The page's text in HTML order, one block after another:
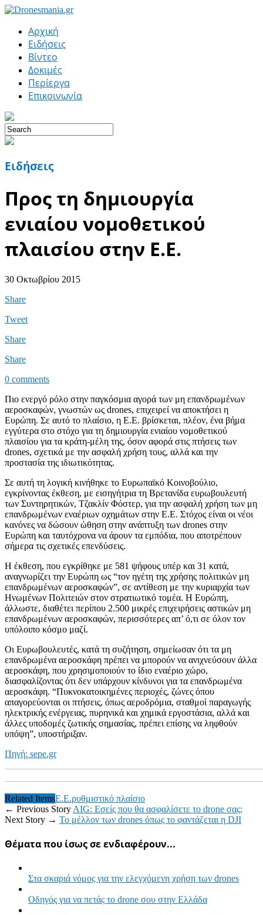
Αρχική
Ειδήσεις
Βίντεο
Δοκιμές
Περίεργα
Επικοινωνία
Ειδήσεις
Προς τη δημιουργία
ενιαίου νομοθετικού
πλαισίου στην Ε.Ε.
30 Οκτωβρίου 2015
Share
Tweet
Share
Share
0 comments
Πιο ενεργό ρόλο στην παγκόσμια αγορά των μη επανδρωμένων
αεροσκαφών, γνωστών ως drones, επιχειρεί να αποκτήσει η
Ευρώπη. Σε αυτό το πλαίσιο, η Ε.Ε. βρίσκεται, πλέον, ένα βήμα
εγγύτερα στο στόχο για τη δημιουργία ενιαίου νομοθετικού
πλαισίου για τα κράτη-μέλη της, όσον αφορά στις πτήσεις των
drones, σχετικά με την ασφαλή χρήση τους, αλλά και την
προστασία της ιδιωτικότητας.
Σε αυτή τη λογική κινήθηκε το Ευρωπαϊκό Κοινοβούλιο,
εγκρίνοντας έκθεση, με εισηγήτρια τη Βρετανίδα ευρωβουλευτή
των Συντηρητικών, Τζακλίν Φόστερ, για την ασφαλή χρήση των μη
επανδρωμένων εναέριων οχημάτων στην Ε.Ε. Στόχος είναι οι νέοι
κανόνες να δώσουν ώθηση στην ανάπτυξη των drones στην
Ευρώπη και ταυτόχρονα να άρουν τα εμπόδια, που αποτρέπουν
σήμερα τις σχετικές επενδύσεις.
Η έκθεση, που εγκρίθηκε με 581 ψήφους υπέρ και 31 κατά,
αναγνωρίζει την Ευρώπη ως “τον ηγέτη της χρήσης πολιτικών μη
επανδρωμένων αεροσκαφών”, σε αντίθεση με την κυριαρχία των
Ηνωμένων Πολιτειών στον στρατιωτικό τομέα. Η Ευρώπη,
άλλωστε, διαθέτει περίπου 2.500 μικρές επιχειρήσεις αστικών μη
επανδρωμένων αεροσκαφών, περισσότερες απ’ ό,τι σε όλον τον
υπόλοιπο κόσμο μαζί.
Οι Ευρωβουλευτές, κατά τη συζήτηση, σημείωσαν ότι τα μη
επανδρωμένα αεροσκάφη πρέπει να μπορούν να ανιχνεύσουν άλλα
αεροσκάφη, που χρησιμοποιούν το ίδιο εναέριο χώρο,
διασφαλίζοντας ότι δεν υπάρχουν κίνδυνοι για τα επανδρωμένα
αεροσκάφη. “Πυκνοκατοικημένες περιοχές, ζώνες όπου
απαγορεύονται οι πτήσεις, όπως αεροδρόμια, σταθμοί παραγωγής
ηλεκτρικής ενέργειας, πυρηνικά και χημικά εργοστάσια, αλλά και
άλλες υποδομές ζωτικής σημασίας, πρέπει επίσης να ληφθούν
υπόψη”, υποστήριξαν.
Πηγή: sepe.gr
Related ItemsΕ.Ε.ρυθμιστικό πλαίσιο
← Previous Story AIG: Εσείς που θα ασφαλίσετε το drone σας;
Next Story → Το μέλλον των drones όπως το φαντάζεται η DJI
Θέματα που ίσως σε ενδιαφέρουν...
Στα σκαριά νόμος για την ελεγχόμενη χρήση των drones
Οδηγός για να πετάς το drone σου στην Ελλάδα